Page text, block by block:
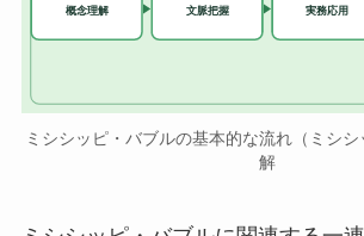
概念理解 文脈把握 実務応用
ミシシッピ・バブルの基本的な流れ（ミシ
解